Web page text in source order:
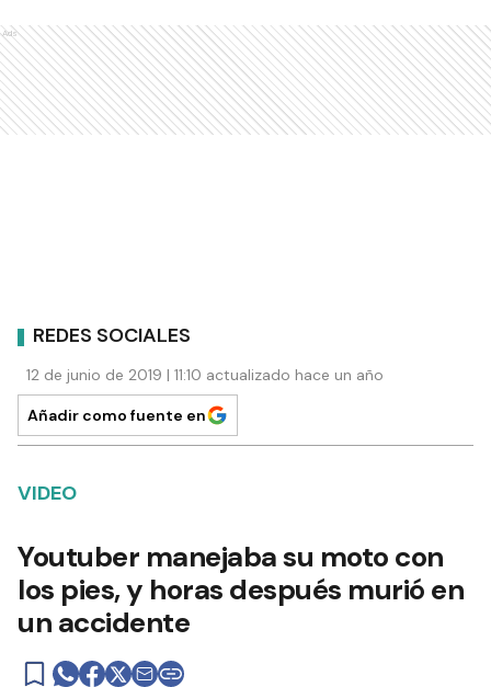
Ads
REDES SOCIALES
12 de junio de 2019 | 11:10 actualizado hace un año
Añadir como fuente en
VIDEO
Youtuber manejaba su moto con
los pies, y horas después murió en
un accidente